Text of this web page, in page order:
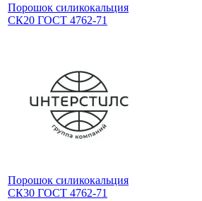
Порошок силикокальция
СК20 ГОСТ 4762-71
Порошок силикокальция
СК30 ГОСТ 4762-71